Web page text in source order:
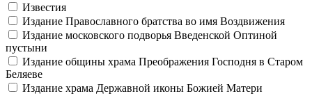
Известия
Издание Православного братства во имя Воздвижения
Издание московского подворья Введенской Оптиной
пустыни
Издание общины храма Преображения Господня в Старом
Беляеве
Издание храма Державной иконы Божией Матери